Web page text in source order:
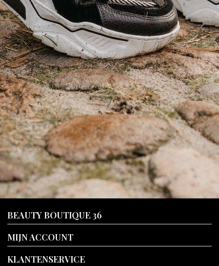
BEAUTY BOUTIQUE 36
MIJN ACCOUNT
KLANTENSERVICE